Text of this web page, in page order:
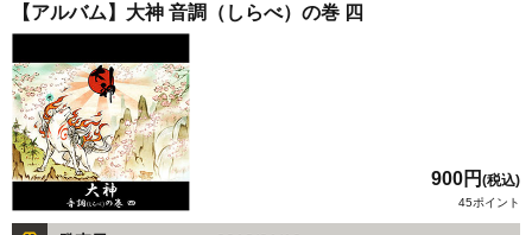
【アルバム】大神 音調（しらべ）の巻 四
900円 (税込)
45ポイント